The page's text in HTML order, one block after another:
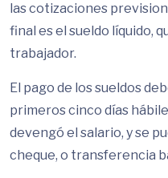
las cotizaciones
final es el sueldo líquido,
trabajador.
El pago de los sueldos
primeros cinco días
devengó el salario, y se
cheque, o transferencia